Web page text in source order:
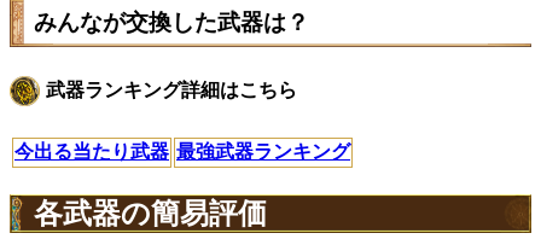
みんなが交換した武器は？
武器ランキング詳細はこちら
今出る当たり武器 最強武器ランキング
各武器の簡易評価